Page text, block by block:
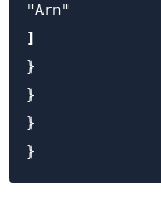
"Arn"
]
}
}
}